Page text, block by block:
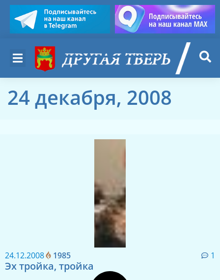
24 декабря, 2008
24.12.2008 1985 1
Эх тройка, тройка